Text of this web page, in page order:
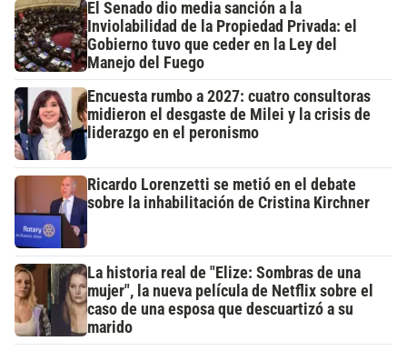
El Senado dio media sanción a la
Inviolabilidad de la Propiedad Privada: el
Gobierno tuvo que ceder en la Ley del
Manejo del Fuego
Encuesta rumbo a 2027: cuatro consultoras
midieron el desgaste de Milei y la crisis de
liderazgo en el peronismo
Ricardo Lorenzetti se metió en el debate
sobre la inhabilitación de Cristina Kirchner
La historia real de "Elize: Sombras de una
mujer", la nueva película de Netflix sobre el
caso de una esposa que descuartizó a su
marido